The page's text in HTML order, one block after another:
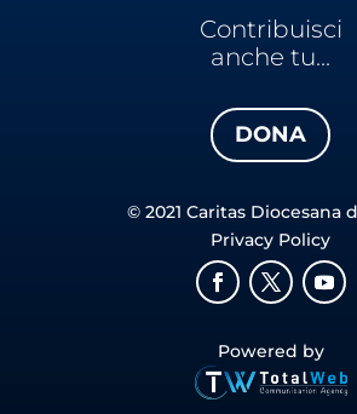
Contribuisci
anche tu...
DONA
© 2021 Caritas Diocesana
Privacy Policy
Powered by